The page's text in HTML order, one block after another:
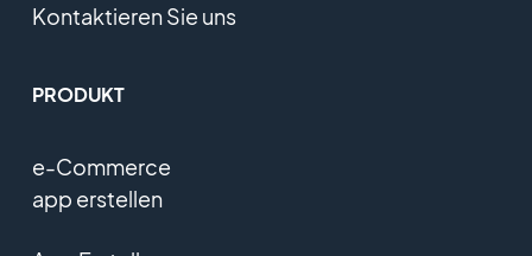
Kontaktieren Sie uns
PRODUKT
e-Commerce
app erstellen